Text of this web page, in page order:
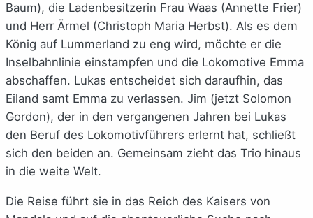
Baum), die Ladenbesitzerin Frau Waas (Annette Frier)
und Herr Ärmel (Christoph Maria Herbst). Als es dem
König auf Lummerland zu eng wird, möchte er die
Inselbahnlinie einstampfen und die Lokomotive Emma
abschaffen. Lukas entscheidet sich daraufhin, das
Eiland samt Emma zu verlassen. Jim (jetzt Solomon
Gordon), der in den vergangenen Jahren bei Lukas
den Beruf des Lokomotivführers erlernt hat, schließt
sich den beiden an. Gemeinsam zieht das Trio hinaus
in die weite Welt.
Die Reise führt sie in das Reich des Kaisers von